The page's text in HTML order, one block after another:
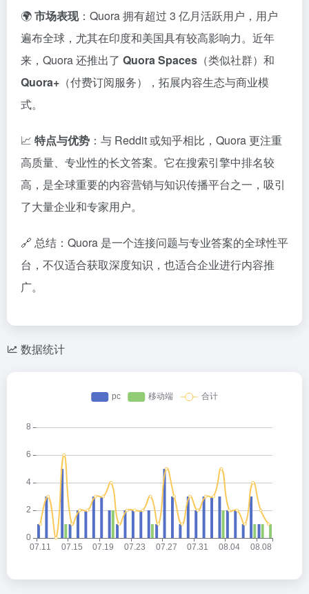
🌍市场表现： Quora拥有超过 3 亿月活跃用户， 用户
遍布全球， 尤其在印度和美国具有较高影响力。 近年
来， Quora还推出了 QuoraSpaces （类似社群） 和
Quora+ （付费订阅服务）， 拓展内容生态与商业模
式。
📈 特点与优势 ： 与 Reddit或知乎相比， Quora更注重
高质量、 专业性的长文答案。 它在搜索引擎中排名较
高， 是全球重要的内容营销与知识传播平台之一， 吸引
了大量企业和专家用户。
🔗 总结： Quora 是一个连接问题与专业答案的全球性平
台， 不仅适合获取深度知识， 也适合企业进行内容推
广。
数据统计